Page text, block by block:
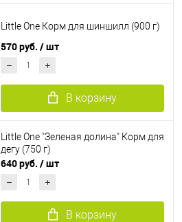
Little One Корм для шиншилл (900 г)
570 руб. / шт
В корзину
Little One "Зеленая долина" Корм для
дегу (750 г)
640 руб. / шт
В корзину